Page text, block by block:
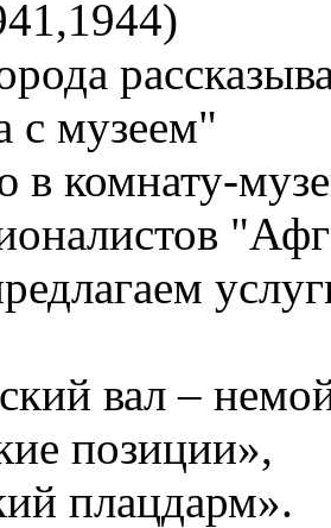
с музеем"
в комнату-
вал –
позиции»,
плацдарм».